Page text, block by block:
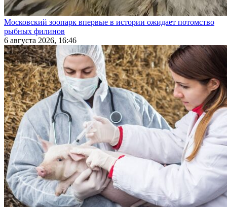
Московский зоопарк впервые в истории ожидает потомство
рыбных филинов
6 августа 2026, 16:46